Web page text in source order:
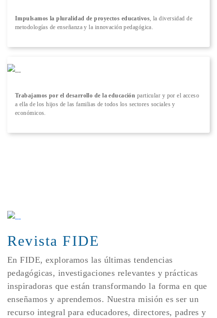
Impulsamos la pluralidad de proyectos educativos , la diversidad de
metodologías de enseñanza y la innovación pedagógica.
Trabajamos por el desarrollo de la educación particular y por el acceso
a ella de los hijos de las familias de todos los sectores sociales y
económicos.
Revista FIDE
En FIDE, exploramos las últimas tendencias
pedagógicas, investigaciones relevantes y prácticas
inspiradoras que están transformando la forma en que
enseñamos y aprendemos. Nuestra misión es ser un
recurso integral para educadores, directores, padres y